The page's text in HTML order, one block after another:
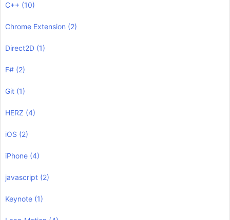
C++ (10)
Chrome Extension (2)
Direct2D (1)
F# (2)
Git (1)
HERZ (4)
iOS (2)
iPhone (4)
javascript (2)
Keynote (1)